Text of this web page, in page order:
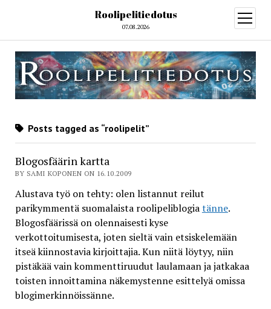
Roolipelitiedotus
07.08.2026
open
menu
Posts tagged as “roolipelit”
Blogosfäärin kartta
BY SAMI KOPONEN ON 16.10.2009
Alustava työ on tehty: olen listannut reilut
parikymmentä suomalaista roolipeliblogiatänne.
Blogosfäärissä on olennaisesti kyse
verkottoitumisesta, joten sieltä vain etsiskelemään
itseä kiinnostavia kirjoittajia. Kun niitä löytyy, niin
pistäkää vain kommenttiruudut laulamaan ja jatkakaa
toisten innoittamina näkemystenne esittelyä omissa
blogimerkinnöissänne.